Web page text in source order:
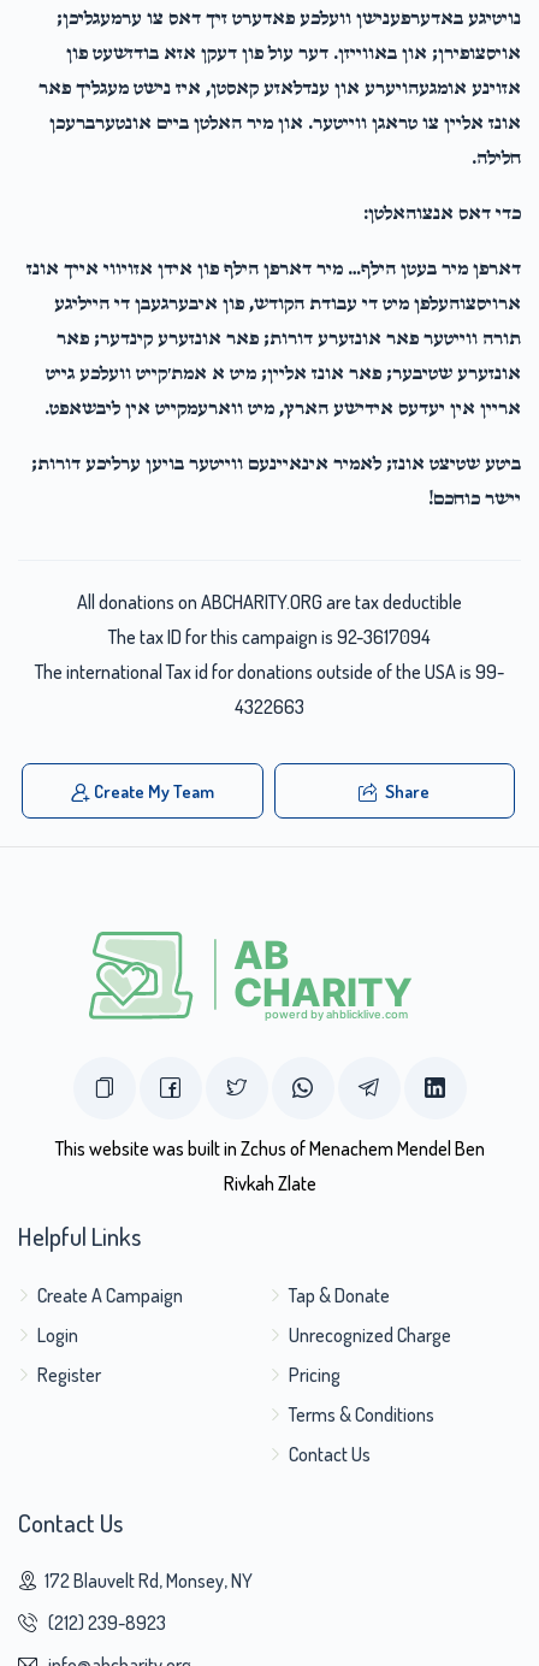
נויטיגע באדערפענישן וועלכע פאדערט זיך דאס צו ערמעגליכן;
אויסצופירן; און באווייזן. דער עול פון דעקן אזא בודזשעט פון
אזוינע אומגעהויערע און ענדלאזע קאסטן, איז נישט מעגליך פאר
אונז אליין צו טראגן ווייטער. און מיר האלטן ביים אונטערברעכן
חלילה.
כדי דאס אנצוהאלטן:
דארפן מיר בעטן הילף… מיר דארפן הילף פון אידן אזויווי אייך אונז
ארויסצוהעלפן מיט די עבודת הקודש, פון איבערגעבן די הייליגע
תורה ווייטער פאר אונזערע דורות; פאר אונזערע קינדער; פאר
אונזערע שטיבער; פאר אונז אליין; מיט א אמת׳קייט וועלכע גייט
אריין אין יעדעס אידישע הארץ, מיט ווארעמקייט אין ליבשאפט.
ביטע שטיצט אונז; לאמיר אינאיינעם ווייטער בויען ערליכע דורות;
יישר כוחכם!
All donations on ABCHARITY.ORG are tax deductible
The tax ID for this campaign is 92-3617094
The international Tax id for donations outside of the USA is 99-
4322663
Create My Team Share
This website was built in Zchus of Menachem Mendel Ben
Rivkah Zlate
Helpful Links
Create A Campaign
Login
Register
Tap & Donate
Unrecognized Charge
Pricing
Terms & Conditions
Contact Us
Contact Us
172 Blauvelt Rd, Monsey, NY
(212) 239-8923